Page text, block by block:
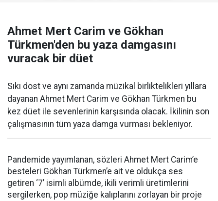
Ahmet Mert Carim ve Gökhan
Türkmen'den bu yaza damgasını
vuracak bir düet
Sıkı dost ve aynı zamanda müzikal birliktelikleri yıllara
dayanan Ahmet Mert Carim ve Gökhan Türkmen bu
kez düet ile sevenlerinin karşısında olacak. İkilinin son
çalışmasının tüm yaza damga vurması bekleniyor.
Pandemide yayımlanan, sözleri Ahmet Mert Carim’e
besteleri Gökhan Türkmen’e ait ve oldukça ses
getiren ‘7’ isimli albümde, ikili verimli üretimlerini
sergilerken, pop müziğe kalıplarını zorlayan bir proje